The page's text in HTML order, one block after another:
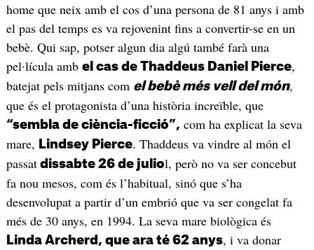
home que neix amb el cos d’una persona de 81 anys i amb
el pas del temps es va rejovenint fins a convertir-se en un
bebè. Qui sap, potser algun dia algú també farà una
pel·lícula amb el cas de Thaddeus Daniel Pierce,
batejat pels mitjans com el bebè més vell del món,
que és el protagonista d’una història increïble, que
“sembla de ciència-ficció”, com ha explicat la seva
mare, Lindsey Pierce. Thaddeus va vindre al món el
passatdissabte 26 de juliol, però no va ser concebut
fa nou mesos, com és l’habitual, sinó que s’ha
desenvolupat a partir d’un embrió que va ser congelat fa
més de 30 anys, en 1994. La seva mare biològica és
Linda Archerd, que ara té 62 anys, i va donar